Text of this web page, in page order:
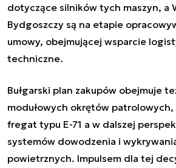
dotyczące silników tych maszyn, a
Bydgoszczy są na etapie
umowy, obejmującej wsparcie
techniczne.
Bułgarski plan zakupów obejmuje
modułowych okrętów
fregat typu E-71 a w dalszej
systemów dowodzenia i
powietrznych. Impulsem dla tej